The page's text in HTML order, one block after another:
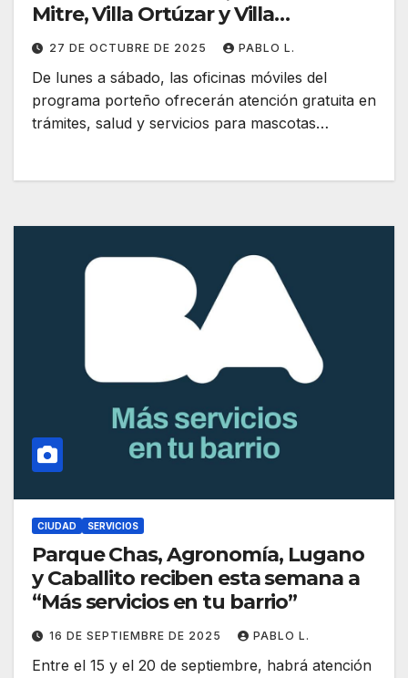
Mitre, Villa Ortúzar y Villa
Riachuelo
27 DE OCTUBRE DE 2025 PABLO L.
De lunes a sábado, las oficinas móviles del
programa porteño ofrecerán atención gratuita en
trámites, salud y servicios para mascotas…
CIUDAD SERVICIOS
Parque Chas, Agronomía, Lugano
y Caballito reciben esta semana a
“Más servicios en tu barrio”
16 DE SEPTIEMBRE DE 2025 PABLO L.
Entre el 15 y el 20 de septiembre, habrá atención